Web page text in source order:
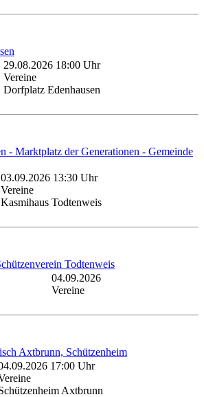
29.08.2026 18:00 Uhr
Vereine
Dorfplatz Edenhausen
- Marktplatz der Generationen - Gemeinde
03.09.2026 13:30 Uhr
Vereine
Kasmihaus Todtenweis
Todtenweis
04.09.2026
Vereine
Axtbrunn, Schützenheim
17:00 Uhr
Axtbrunn